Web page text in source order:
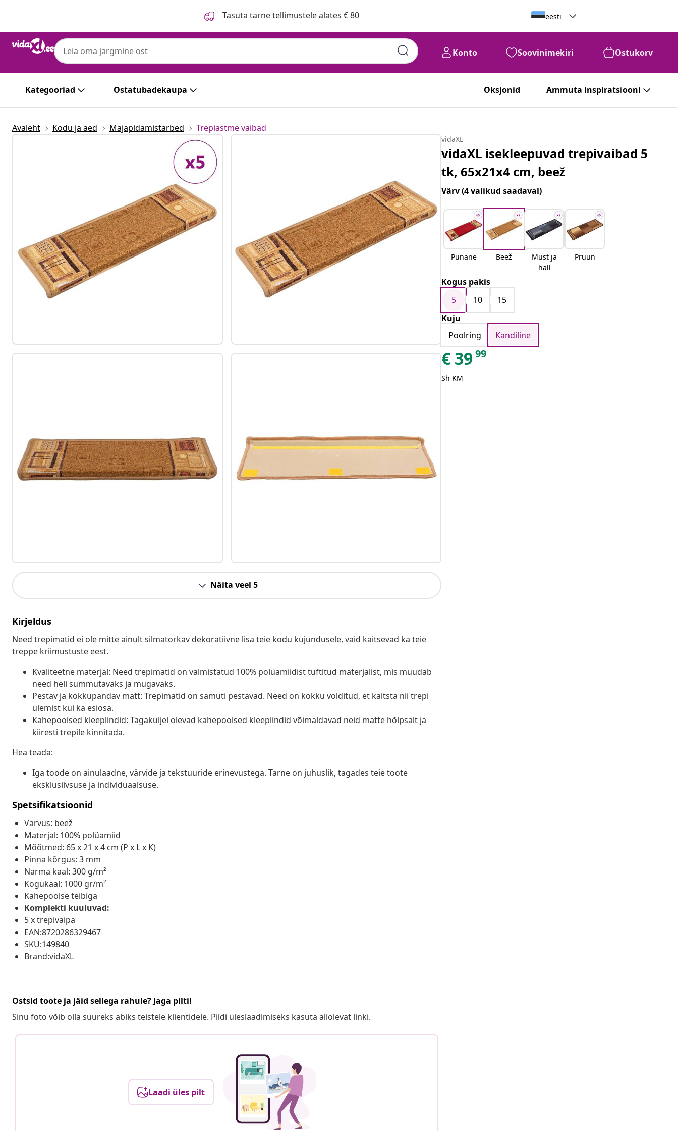
Tasuta tarne tellimustele alates € 80 eesti
Konto Soovinimekiri Ostukorv
Kategooriad Ostatubadekaupa Oksjonid Ammuta inspiratsiooni
Avaleht Kodu ja aed Majapidamistarbed Trepiastme vaibad
Näita veel 5
Kirjeldus
Need trepimatid ei ole mitte ainult silmatorkav dekoratiivne lisa teie kodu kujundusele, vaid kaitsevad ka teie
treppe kriimustuste eest.
Kvaliteetne materjal: Need trepimatid on valmistatud 100% polüamiidist tuftitud materjalist, mis muudab
need heli summutavaks ja mugavaks.
Pestav ja kokkupandav matt: Trepimatid on samuti pestavad. Need on kokku volditud, et kaitsta nii trepi
ülemist kui ka esiosa.
Kahepoolsed kleeplindid: Tagaküljel olevad kahepoolsed kleeplindid võimaldavad neid matte hõlpsalt ja
kiiresti trepile kinnitada.
Hea teada:
Iga toode on ainulaadne, värvide ja tekstuuride erinevustega. Tarne on juhuslik, tagades teie toote
eksklusiivsuse ja individuaalsuse.
Spetsifikatsioonid
Värvus: beež
Materjal: 100% polüamiid
Mõõtmed: 65 x 21 x 4 cm (P x L x K)
Pinna kõrgus: 3 mm
Narma kaal: 300 g/m²
Kogukaal: 1000 gr/m²
Kahepoolse teibiga
Komplekti kuuluvad:
5 x trepivaipa
EAN:8720286329467
SKU:149840
Brand:vidaXL
Ostsid toote ja jäid sellega rahule? Jaga pilti!
Sinu foto võib olla suureks abiks teistele klientidele. Pildi üleslaadimiseks kasuta allolevat linki.
Laadi üles pilt
vidaXL
vidaXL isekleepuvad trepivaibad 5
tk, 65x21x4 cm, beež
Värv(4 valikud saadaval)
Punane Beež
Must ja
hall
Pruun
Kogus pakis
5
10
15
Kuju
Poolring
Kandiline
€ 3999
Sh KM